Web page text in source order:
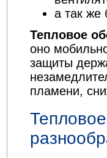
а так же
Тепловое
оно
защиты
пламени,